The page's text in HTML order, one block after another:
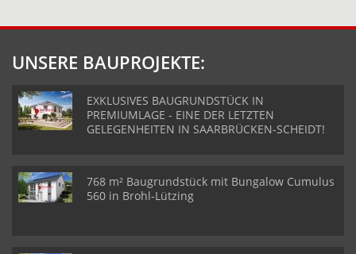
UNSERE BAUPROJEKTE:
EXKLUSIVES BAUGRUNDSTÜCK IN
PREMIUMLAGE - EINE DER LETZTEN
GELEGENHEITEN IN SAARBRÜCKEN-SCHEIDT!
768 m² Baugrundstück mit Bungalow Cumulus
560 in Brohl-Lützing